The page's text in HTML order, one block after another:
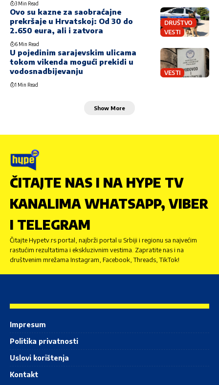
3 Min Read
DRUŠTVO
VESTI
Ovo su kazne za saobraćajne
prekršaje u Hrvatskoj: Od 30 do
2.650 eura, ali i zatvora
6 Min Read
VESTI
U pojedinim sarajevskim ulicama
tokom vikenda mogući prekidi u
vodosnadbijevanju
1 Min Read
Show More
ČITAJTE NAS I NA HYPE TV
KANALIMA WHATSAPP, VIBER
I TELEGRAM
Čitajte Hypetv.rs portal, najbrži portal u Srbiji i regionu sa najvećim
rastućim rezultatima i ekskluzivnim vestima. Zapratite nas i na
društvenim mrežama Instagram, Facebook, Threads, TikTok!
Impresum
Politika privatnosti
Uslovi korištenja
Kontakt